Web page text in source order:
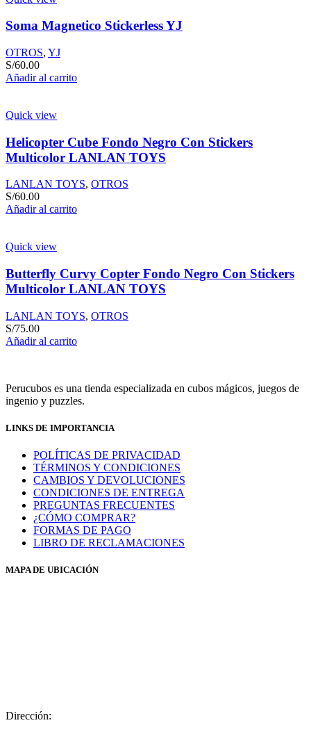
Soma Magnetico Stickerless YJ
OTROS, YJ
S/60.00
Añadir al carrito
Quick view
Helicopter Cube Fondo Negro Con Stickers
Multicolor LANLAN TOYS
LANLAN TOYS, OTROS
S/60.00
Añadir al carrito
Quick view
Butterfly Curvy Copter Fondo Negro Con Stickers
Multicolor LANLAN TOYS
LANLAN TOYS, OTROS
S/75.00
Añadir al carrito
Perucubos es una tienda especializada en cubos mágicos, juegos de
ingenio y puzzles.
LINKS DE IMPORTANCIA
POLÍTICAS DE PRIVACIDAD
TÉRMINOS Y CONDICIONES
CAMBIOS Y DEVOLUCIONES
CONDICIONES DE ENTREGA
PREGUNTAS FRECUENTES
¿CÓMO COMPRAR?
FORMAS DE PAGO
LIBRO DE RECLAMACIONES
MAPA DE UBICACIÓN
Dirección: